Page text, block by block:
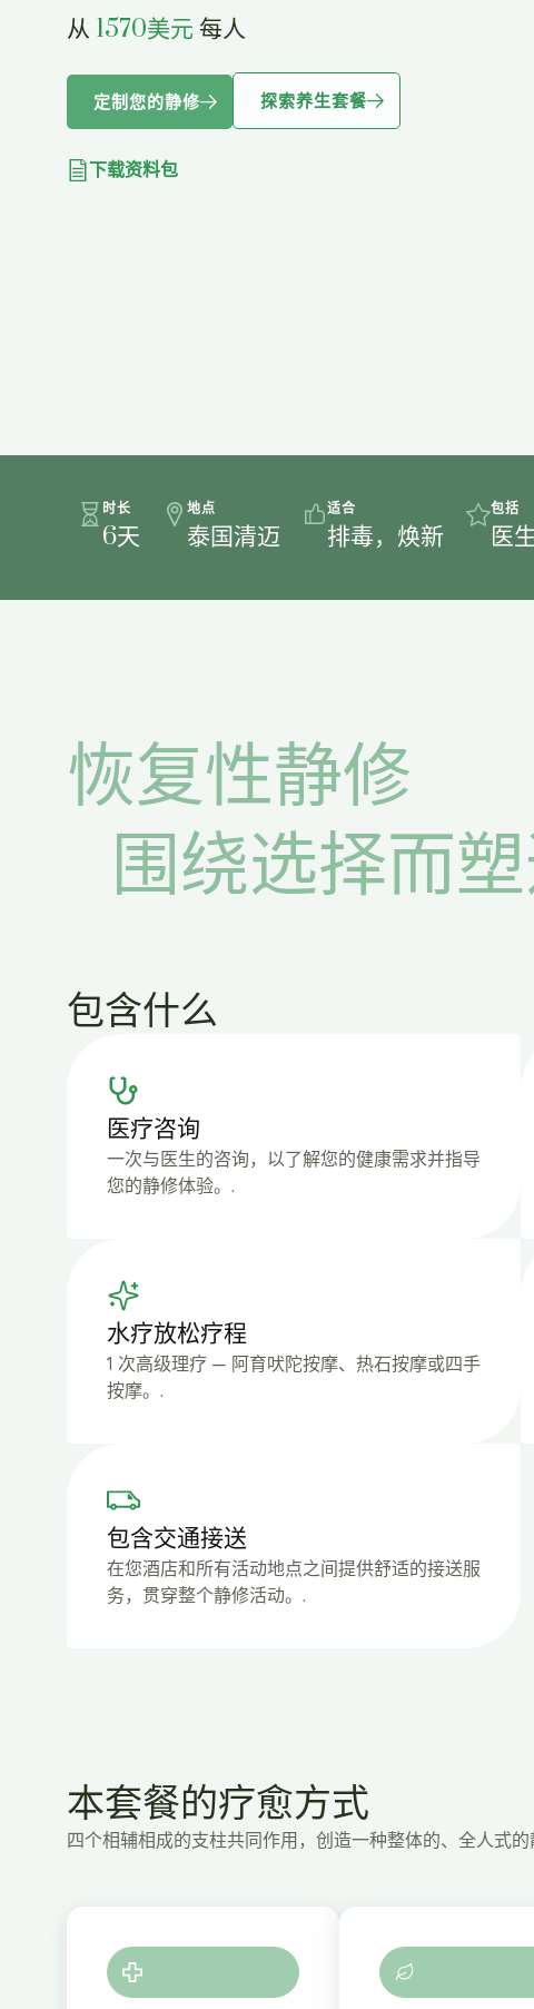
从 1570美元 每人
定制您的静修 探索养生套餐
下载资料包
时长
6天
地点
泰国清迈
适合
排毒，焕新
包括
医
恢复性静修
围绕选择而
包含什么
医疗咨询
一次与医生的咨询，以了解您的健康需求并指导
您的静修体验。.
水疗放松疗程
1 次高级理疗 — 阿育吠陀按摩、热石按摩或四手
按摩。.
包含交通接送
在您酒店和所有活动地点之间提供舒适的接送服
务，贯穿整个静修活动。.
本套餐的疗愈方式
四个相辅相成的支柱共同作用，创造一种整体的、全人式的